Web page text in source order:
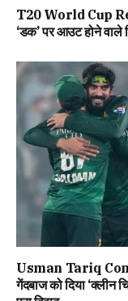
T20 World Cup
‘डक’ पर आउट होने वाले
Usman Tariq
गेंदबाज को दिया ‘क्लीन